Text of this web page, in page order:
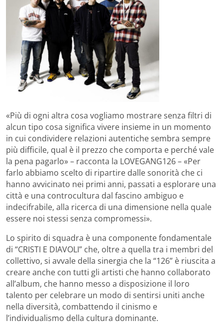
«Più di ogni altra cosa vogliamo mostrare senza filtri di
alcun tipo cosa significa vivere insieme in un momento
in cui condividere relazioni autentiche sembra sempre
più difficile, qual è il prezzo che comporta e perché vale
la pena pagarlo» – racconta la LOVEGANG126 – «Per
farlo abbiamo scelto di ripartire dalle sonorità che ci
hanno avvicinato nei primi anni, passati a esplorare una
città e una controcultura dal fascino ambiguo e
indecifrabile, alla ricerca di una dimensione nella quale
essere noi stessi senza compromessi».
Lo spirito di squadra è una componente fondamentale
di “CRISTI E DIAVOLI” che, oltre a quella tra i membri del
collettivo, si avvale della sinergia che la “126” è riuscita a
creare anche con tutti gli artisti che hanno collaborato
all’album, che hanno messo a disposizione il loro
talento per celebrare un modo di sentirsi uniti anche
nella diversità, combattendo il cinismo e
l’individualismo della cultura dominante.